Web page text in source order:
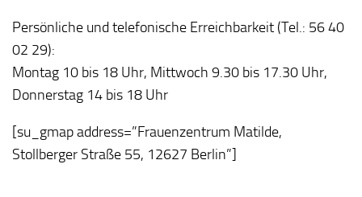
Persönliche und telefonische Erreichbarkeit (Tel.: 56 40
02 29):
Montag 10 bis 18 Uhr, Mittwoch 9.30 bis 17.30 Uhr,
Donnerstag 14 bis 18 Uhr
[su_gmap address=”Frauenzentrum Matilde,
Stollberger Straße 55, 12627 Berlin”]